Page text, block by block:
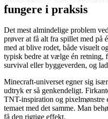
fungere i praksis
Det mest almindelige problem
prøver at få alt fra spillet med på
med at blive rodet, både visuelt
typisk bedre at vælge én retning,
survival eller byggeverden, og
Minecraft-universet egner sig
udtryk er så genkendeligt.
TNT-inspiration og pixelmønstre
temaet med det samme. Man
få den rigtige effekt.